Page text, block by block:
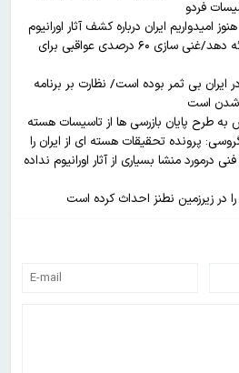
امیدواریم ایران درباره کشف آثار اورانیوم
در سه سایت اعلام نشده ارائه دهد/غنی سازی ۶۰ درصدی عواقبی برای
بی ثمر بوده است/ نظارت بر برنامه
شدن است
طرح پایان بازرسی ها از تاسیسات هسته
پرونده تحقیقات هسته ای از ایران را
درمورد منشا بسیاری از آثار اورانیوم نداده
در زیرزمین نطنز احداث کرده است